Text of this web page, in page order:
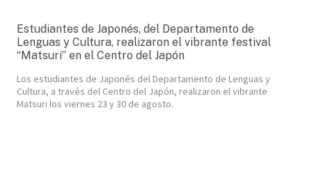
Estudiantes de Japonés, del Departamento de
Lenguas y Cultura, realizaron el vibrante festival
“Matsuri” en el Centro del Japón
Los estudiantes de Japonés del Departamento de Lenguas y
Cultura, a través del Centro del Japón, realizaron el vibrante
Matsuri los viernes 23 y 30 de agosto.